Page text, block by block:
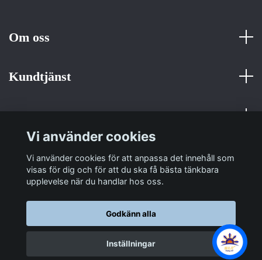
Om oss
Kundtjänst
Sociala medier
© 2026 Sulit Trading
Vi använder cookies
Vi använder cookies för att anpassa det innehåll som
visas för dig och för att du ska få bästa tänkbara
upplevelse när du handlar hos oss.
Godkänn alla
Inställningar